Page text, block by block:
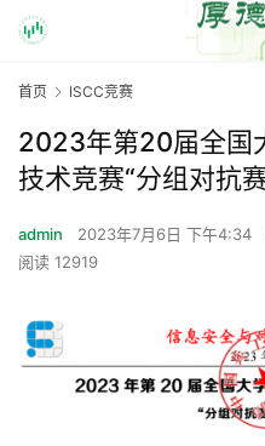
首页 ISCC竞赛
2023年第20届全国
技术竞赛“分组对抗
admin 2023年7月6日 下午4:34
阅读 12919